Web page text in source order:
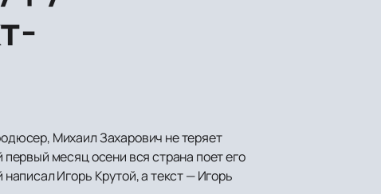
Михаил Захарович не теряет
месяц осени вся страна поет его
Игорь Крутой, а текст — Игорь